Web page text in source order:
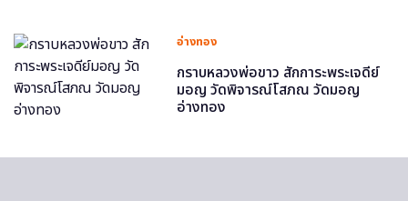
อ่างทอง
กราบหลวงพ่อขาว สักการะพระเจดีย์
มอญ วัดพิจารณ์โสภณ วัดมอญ
อ่างทอง